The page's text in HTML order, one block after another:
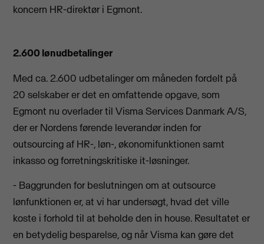
koncern HR-direktør i Egmont.
2.600 lønudbetalinger
Med ca. 2.600 udbetalinger om måneden fordelt på
20 selskaber er det en omfattende opgave, som
Egmont nu overlader til Visma Services Danmark A/S,
der er Nordens førende leverandør inden for
outsourcing af HR-, løn-, økonomifunktionen samt
inkasso og forretningskritiske it-løsninger.
- Baggrunden for beslutningen om at outsource
lønfunktionen er, at vi har undersøgt, hvad det ville
koste i forhold til at beholde den in house. Resultatet er
en betydelig besparelse, og når Visma kan gøre det